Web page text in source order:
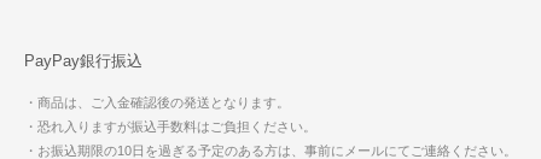
PayPay銀行振込
・商品は、ご入金確認後の発送となります。
・恐れ入りますが振込手数料はご負担ください。
・お振込期限の10日を過ぎる予定のある方は、事前にメールにてご連絡ください。